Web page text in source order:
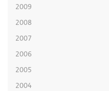
2009
2008
2007
2006
2005
2004